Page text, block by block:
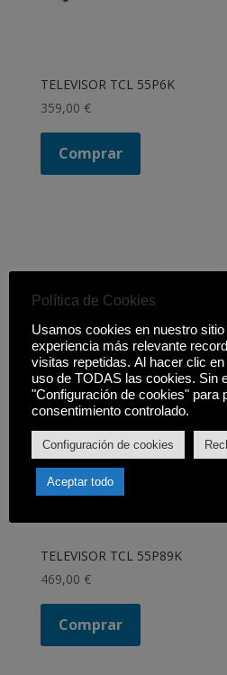
TELEVISOR TCL 55P6K
359,00 €
Comprar
TELEVISOR TCL 55P89K
469,00 €
Comprar
Política de Cookies
Usamos cookies en nuestro
experiencia más relevante
visitas repetidas. Al hacer clic
uso de TODAS las cookies. Sin
"Configuración de cookies" para
consentimiento controlado.
Configuración de cookies
Aceptar todo